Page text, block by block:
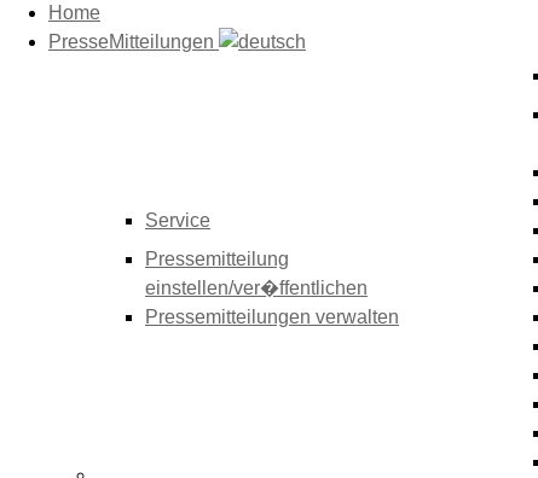
Home
PresseMitteilungen
Service
Pressemitteilung
einstellen/ver�ffentlichen
Pressemitteilungen verwalten